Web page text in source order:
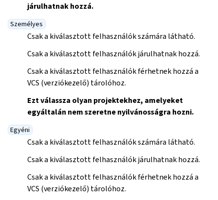
járulhatnak hozzá.
Személyes
Csak a kiválasztott felhasználók számára látható.
Csak a kiválasztott felhasználók járulhatnak hozzá.
Csak a kiválasztott felhasználók férhetnek hozzá a
VCS (verziókezelő) tárolóhoz.
Ezt válassza olyan projektekhez, amelyeket
egyáltalán nem szeretne nyilvánosságra hozni.
Egyéni
Csak a kiválasztott felhasználók számára látható.
Csak a kiválasztott felhasználók járulhatnak hozzá.
Csak a kiválasztott felhasználók férhetnek hozzá a
VCS (verziókezelő) tárolóhoz.